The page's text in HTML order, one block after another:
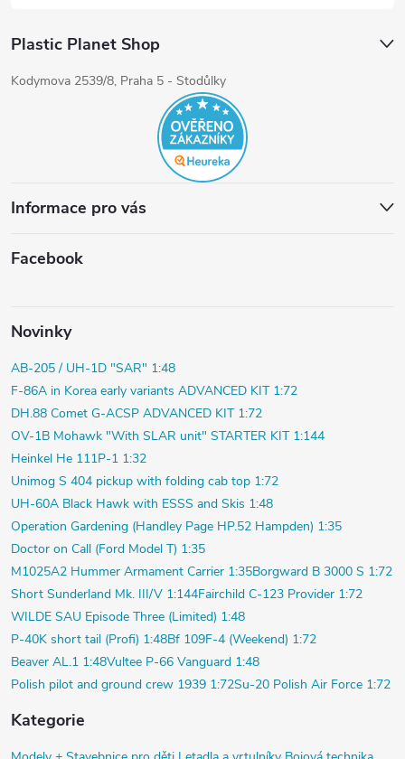
Plastic Planet Shop
Kodymova 2539/8, Praha 5 - Stodůlky
Informace pro vás
Facebook
Novinky
AB-205 / UH-1D "SAR" 1:48
F-86A in Korea early variants ADVANCED KIT 1:72
DH.88 Comet G-ACSP ADVANCED KIT 1:72
OV-1B Mohawk "With SLAR unit" STARTER KIT 1:144
Heinkel He 111P-1 1:32
Unimog S 404 pickup with folding cab top 1:72
UH-60A Black Hawk with ESSS and Skis 1:48
Operation Gardening (Handley Page HP.52 Hampden) 1:35
Doctor on Call (Ford Model T) 1:35
M1025A2 Hummer Armament Carrier 1:35Borgward B 3000 S 1:72
Short Sunderland Mk. III/V 1:144Fairchild C-123 Provider 1:72
WILDE SAU Episode Three (Limited) 1:48
P-40K short tail (Profi) 1:48Bf 109F-4 (Weekend) 1:72
Beaver AL.1 1:48Vultee P-66 Vanguard 1:48
Polish pilot and ground crew 1939 1:72Su-20 Polish Air Force 1:72
Kategorie